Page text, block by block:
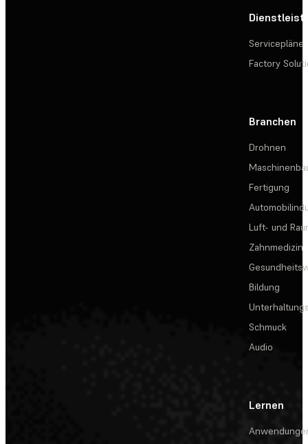
Servicepläne
Factory
Branchen
Drohnen
Fertigung
Luft- und
Zahnmedizin
Bildung
Schmuck
Audio
Lernen